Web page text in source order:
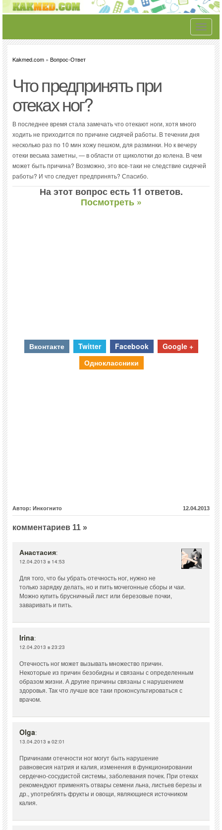
Toggle
Kakmed.com » Вопрос-Ответ
Что предпринять при
отеках ног?
В последнее время стала замечать что отекают ноги, хотя много
ходить не приходится по причине сидячей работы. В течении дня
несколько раз по 10 мин хожу пешком, для разминки. Но к вечеру
отеки весьма заметны, — в области от щиколотки до колена. В чем
может быть причина? Возможно, это все-таки не следствие сидячей
работы? И что следует предпринять? Спасибо.
На этот вопрос есть 11 ответов.
Посмотреть »
Вконтакте Twitter Facebook
Google +
Одноклассники
Автор: Инкогнито 12.04.2013
комментариев 11 »
Анастасия:
12.04.2013 в 14:53
Для того, что бы убрать отечность ног, нужно не
только зарядку делать, но и пить мочегонные сборы и чаи.
Можно купить брусничный лист или березовые почки,
заваривать и пить.
Irina:
12.04.2013 в 23:23
Отечность ног может вызывать множество причин.
Некоторые из причин безобидны и связаны с определенным
образом жизни. А другие причины связаны с нарушением
здоровья. Так что лучше все таки проконсультироваться с
врачом.
Olga:
13.04.2013 в 02:01
Причинами отечности ног могут быть нарушение
равновесия натрия и калия, изменения в функционировании
сердечно-сосудистой системы, заболевания почек. При отеках
рекомендуют применять отвары семени льна, листьев березы и
др., употреблять фрукты и овощи, являющиеся источником
калия.